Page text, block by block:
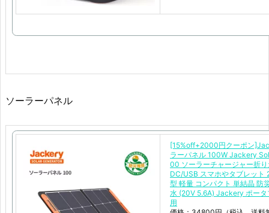
ソーラーパネル
[15%off+2000円クーポン
ラーパネル 100W Jackery
00 ソーラーチャージャー折
DC/USB スマホやタブレット
型 軽量 コンパクト 単結晶 防
水 (20V 5.6A) Jackery ポータ
用